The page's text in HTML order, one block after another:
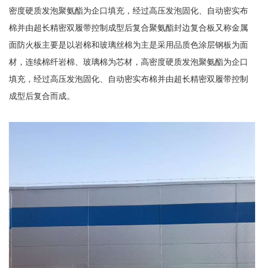
密度硬质发泡聚氨酯为企口填充，经过高压发泡固化、自动密实布
棉并由超长精密双履带控制成型后复合聚氨酯封边复合板又称金属
面防火板主要是以岩棉和玻璃丝棉为主是采用品质色涂层钢板为面
材，连续棉纤岩棉、玻璃棉为芯材，高密度硬质发泡聚氨酯为企口
填充，经过高压发泡固化、自动密实布棉并由超长精密双履带控制
成型后复合而成。